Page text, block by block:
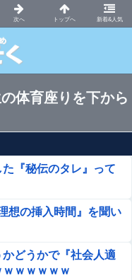
新着&人気
ス速報VIP
体育座りを下から
た『秘伝のタレ』って
想の挿入時間』を聞い
かどうかで『社会人適
ｗｗｗｗｗ